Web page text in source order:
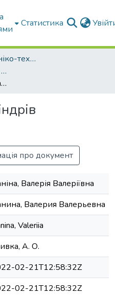
Статистика
Факультет Механіко-технологічний
Кафедра Експлуатації та технічного сервісу машин
Ремонт гільз циліндрів автомобілів
про документ
Валерія Валеріївна
Валерия Валерьевна
Valeriia
А. О.
02-21T12:58:32Z
02-21T12:58:32Z